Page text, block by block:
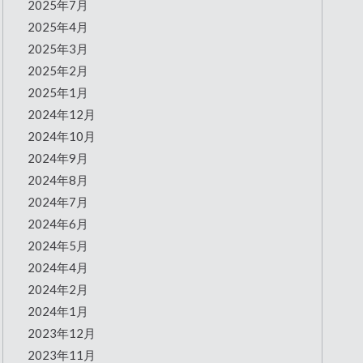
2025年7月
2025年4月
2025年3月
2025年2月
2025年1月
2024年12月
2024年10月
2024年9月
2024年8月
2024年7月
2024年6月
2024年5月
2024年4月
2024年2月
2024年1月
2023年12月
2023年11月